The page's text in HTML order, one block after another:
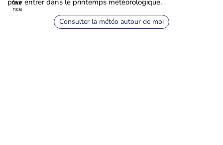
pour entrer dans le printemps météorologique.
Consulter la météo autour de moi